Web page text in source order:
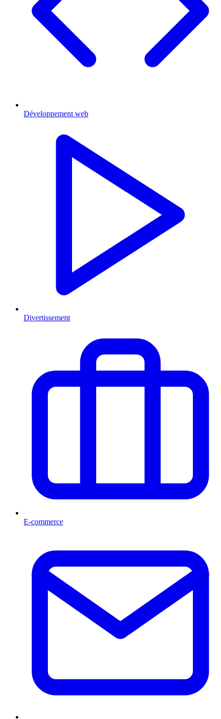
Développement web
Divertissement
E-commerce